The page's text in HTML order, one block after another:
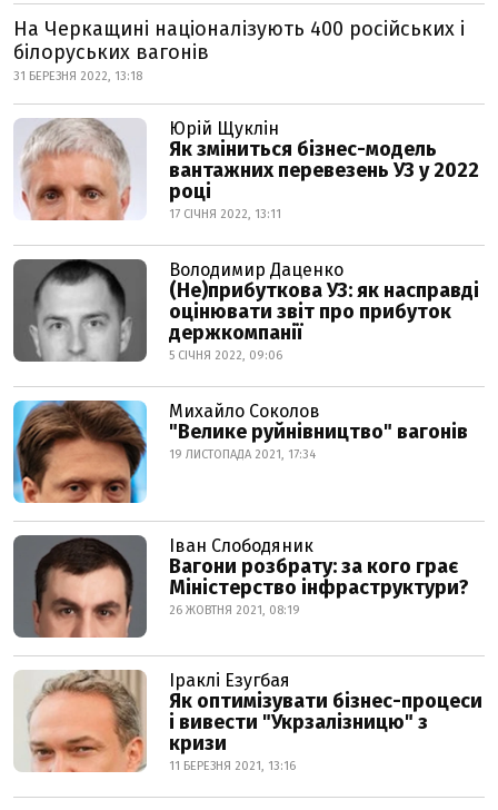
На Черкащині націоналізують 400 російських і
білоруських вагонів
31 БЕРЕЗНЯ 2022, 13:18
Юрій Щуклін
Як зміниться бізнес-модель
вантажних перевезень УЗ у 2022
році
17 СІЧНЯ 2022, 13:11
Володимир Даценко
(Не)прибуткова УЗ: як насправді
оцінювати звіт про прибуток
держкомпанії
5 СІЧНЯ 2022, 09:06
Михайло Соколов
"Велике руйнівництво" вагонів
19 ЛИСТОПАДА 2021, 17:34
Іван Слободяник
Вагони розбрату: за кого грає
Міністерство інфраструктури?
26 ЖОВТНЯ 2021, 08:19
Іраклі Езугбая
Як оптимізувати бізнес-процеси
і вивести "Укрзалізницю" з
кризи
11 БЕРЕЗНЯ 2021, 13:16